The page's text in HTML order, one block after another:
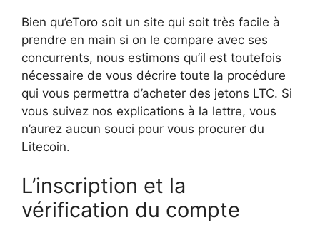
Bien qu’eToro soit un site qui soit très facile à
prendre en main si on le compare avec ses
concurrents, nous estimons qu’il est toutefois
nécessaire de vous décrire toute la procédure
qui vous permettra d’acheter des jetons LTC. Si
vous suivez nos explications à la lettre, vous
n’aurez aucun souci pour vous procurer du
Litecoin.
L’inscription et la
vérification du compte